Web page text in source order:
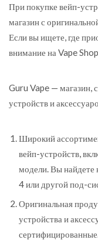
При покупке вейп-
магазин с
Если вы ищете, где
внимание на Vape
Guru Vape — магазин,
устройств и
Широкий
вейп-устройств,
модели. Вы найдете
4 или другой под-
Оригинальная
устройства и